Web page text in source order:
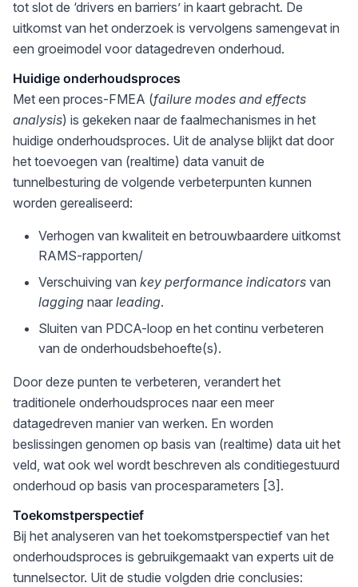
tot slot de ‘drivers en barriers’ in kaart gebracht. De
uitkomst van het onderzoek is vervolgens samengevat in
een groeimodel voor datagedreven onderhoud.
Huidige onderhoudsproces
Met een proces-FMEA (failure modes and effects
analysis) is gekeken naar de faalmechanismes in het
huidige onderhoudsproces. Uit de analyse blijkt dat door
het toevoegen van (realtime) data vanuit de
tunnelbesturing de volgende verbeterpunten kunnen
worden gerealiseerd:
Verhogen van kwaliteit en betrouwbaardere uitkomst
RAMS-rapporten/
Verschuiving van key performance indicators van
lagging naar leading.
Sluiten van PDCA-loop en het continu verbeteren
van de onderhoudsbehoefte(s).
Door deze punten te verbeteren, verandert het
traditionele onderhoudsproces naar een meer
datagedreven manier van werken. En worden
beslissingen genomen op basis van (realtime) data uit het
veld, wat ook wel wordt beschreven als conditiegestuurd
onderhoud op basis van procesparameters [3].
Toekomstperspectief
Bij het analyseren van het toekomstperspectief van het
onderhoudsproces is gebruikgemaakt van experts uit de
tunnelsector. Uit de studie volgden drie conclusies: